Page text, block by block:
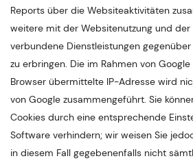
Reports über die Websiteaktivitäten
weitere mit der Websitenutzung und der
verbundene Dienstleistungen
zu erbringen. Die im Rahmen von
Browser übermittelte IP-Adresse wird
von Google zusammengeführt. Sie
Cookies durch eine entsprechende
Software verhindern; wir weisen Sie
in diesem Fall gegebenenfalls nicht